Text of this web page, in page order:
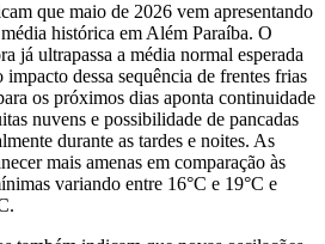
que maio de 2026 vem apresentando
histórica em Além Paraíba. O
já ultrapassa a média normal esperada
dessa sequência de frentes frias
os próximos dias aponta continuidade
nuvens e possibilidade de pancadas
durante as tardes e noites. As
mais amenas em comparação às
variando entre 16°C e 19°C e